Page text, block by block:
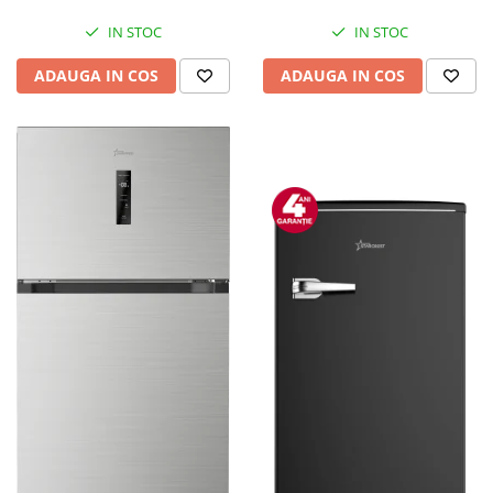
Sisteme audio
Imprimante & Scannere
Monitoare
Playere, Boxe & Casti
Radio cu ceas & portabile
Televizoare & accesorii
Suporturi TV / Monitor
IN STOC
ADAUGA IN COS
IN STOC
ADAUGA IN COS